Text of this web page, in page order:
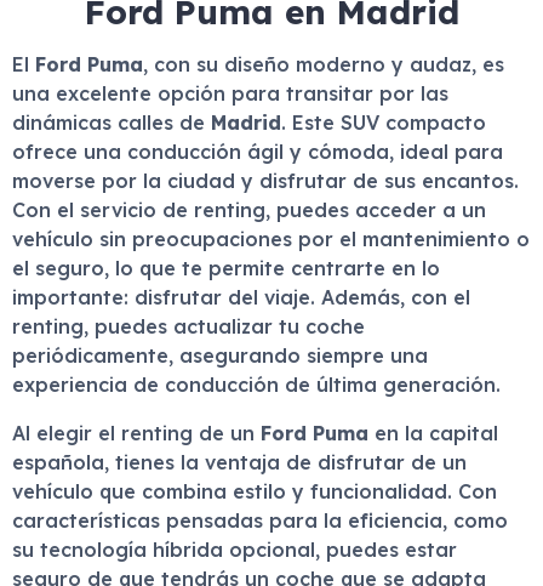
Ford Puma en Madrid
El Ford Puma, con su diseño moderno y audaz, es
una excelente opción para transitar por las
dinámicas calles de Madrid. Este SUV compacto
ofrece una conducción ágil y cómoda, ideal para
moverse por la ciudad y disfrutar de sus encantos.
Con el servicio de renting, puedes acceder a un
vehículo sin preocupaciones por el mantenimiento o
el seguro, lo que te permite centrarte en lo
importante: disfrutar del viaje. Además, con el
renting, puedes actualizar tu coche
periódicamente, asegurando siempre una
experiencia de conducción de última generación.
Al elegir el renting de un Ford Puma en la capital
española, tienes la ventaja de disfrutar de un
vehículo que combina estilo y funcionalidad. Con
características pensadas para la eficiencia, como
su tecnología híbrida opcional, puedes estar
seguro de que tendrás un coche que se adapta